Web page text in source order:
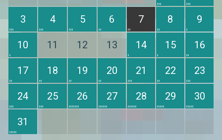
3 4 5 6 7 8 9
10 11 12 13 14 15 16
17 18 19 20 21 22 23
24 25 26 27 28 29 30
31